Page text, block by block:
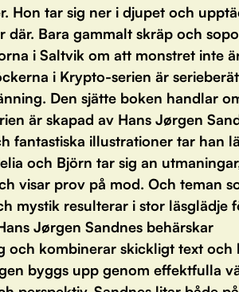
Hon tar sig ner i djupet och
där. Bara gammalt skräp och
i Saltvik om att monstret inte
i Krypto-serien är
Den sjätte boken handlar
är skapad av Hans Jørgen
fantastiska illustrationer tar han
och Björn tar sig an
visar prov på mod. Och teman
mystik resulterar i stor läsglädje
Jørgen Sandnes behärskar
och kombinerar skickligt text och
byggs upp genom effektfulla